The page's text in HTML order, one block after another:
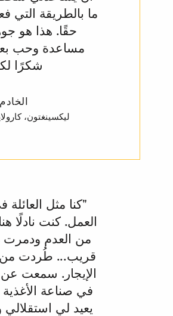
ما بالطريقة التي
حقًا. هذا هو
مساعدة وحب
شكرًا
الخادم
ليكسينغتون،
العمل. كنت نادلًا
من العدم ودمرت
قريب... طُردت من
في صناعة
يعيد لي